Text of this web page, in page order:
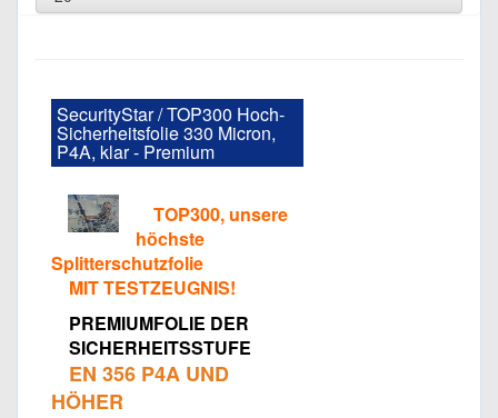
SecurityStar / TOP300 Hoch-
Sicherheitsfolie 330 Micron,
P4A, klar - Premium
TOP300, unsere
höchste
Splitterschutzfolie
MIT TESTZEUGNIS!
PREMIUMFOLIE DER
SICHERHEITSSTUFE
EN 356 P4A UND
HÖHER